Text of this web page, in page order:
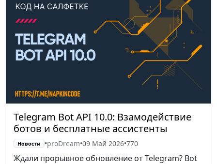
Telegram Bot API 10.0: Взамодействие
ботов и бесплатные ассистенты
Новости •proDream•09 Май 2026•770
Ждали прорывное обновление от Telegram? Bot